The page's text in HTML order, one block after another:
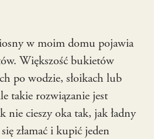
w moim domu pojawia
Większość bukietów
po wodzie, słoikach lub
takie rozwiązanie jest
nie cieszy oka tak, jak ładny
złamać i kupić jeden